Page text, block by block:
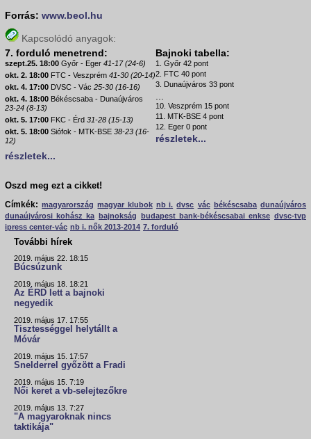
Forrás: www.beol.hu
Kapcsolódó anyagok:
7. forduló menetrend:
szept.25. 18:00 Győr - Eger 41-17 (24-6)
okt. 2. 18:00 FTC - Veszprém 41-30 (20-14)
okt. 4. 17:00 DVSC - Vác 25-30 (16-16)
okt. 4. 18:00 Békéscsaba - Dunaújváros
23-24 (8-13)
okt. 5. 17:00 FKC - Érd 31-28 (15-13)
okt. 5. 18:00 Siófok - MTK-BSE 38-23 (16-
12)
részletek...
Bajnoki tabella:
1. Győr 42 pont
2. FTC 40 pont
3. Dunaújváros 33 pont
...
10. Veszprém 15 pont
11. MTK-BSE 4 pont
12. Eger 0 pont
részletek...
Oszd meg ezt a cikket!
Címkék: magyarország magyar klubok nb i. dvsc vác békéscsaba dunaújváros
dunaújvárosi kohász ka
bajnokság budapest bank-békéscsabai enkse dvsc-tvp
ipress center-vác nb i. nők 2013-2014 7. forduló
További hírek
2019. május 22. 18:15
Búcsúzunk
2019. május 18. 18:21
Az ÉRD lett a bajnoki
negyedik
2019. május 17. 17:55
Tisztességgel helytállt a
Móvár
2019. május 15. 17:57
Snelderrel győzött a Fradi
2019. május 15. 7:19
Női keret a vb-selejtezőkre
2019. május 13. 7:27
"A magyaroknak nincs
taktikája"